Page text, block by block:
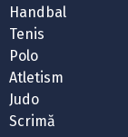
Handbal
Tenis
Polo
Atletism
Judo
Scrimă